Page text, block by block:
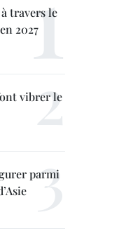
travers le
2027
vibrer le
parmi